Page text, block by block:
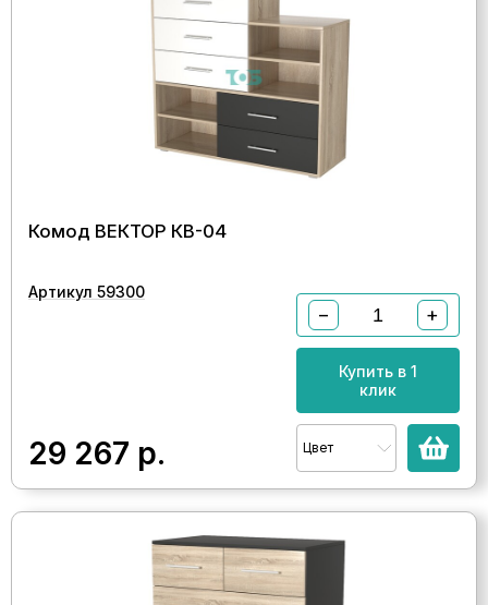
Комод ВЕКТОР КВ-04
Артикул 59300
29 267 р.
− +
Купить в 1
клик
Цвет